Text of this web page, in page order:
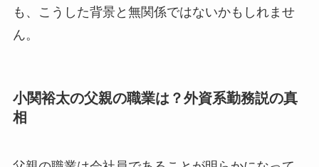
も、こうした背景と無関係ではないかもしれませ
ん。
小関裕太の父親の職業は？外資系勤務説の真
相